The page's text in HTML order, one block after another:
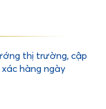
thị trường, cập
hàng ngày